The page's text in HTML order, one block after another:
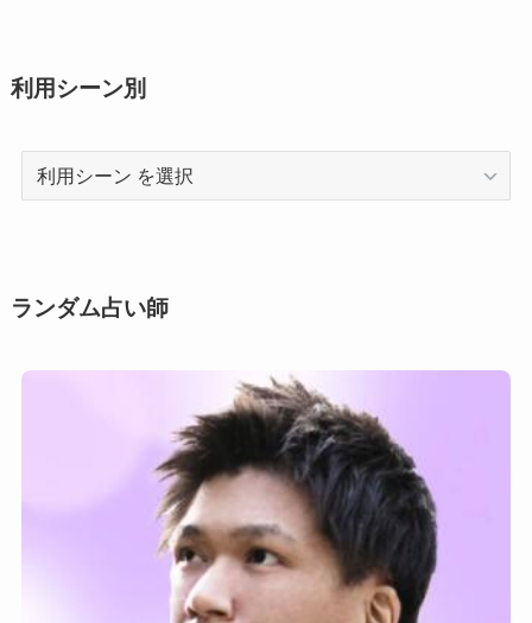
利用シーン別
利
用
ン
ランダム占い師